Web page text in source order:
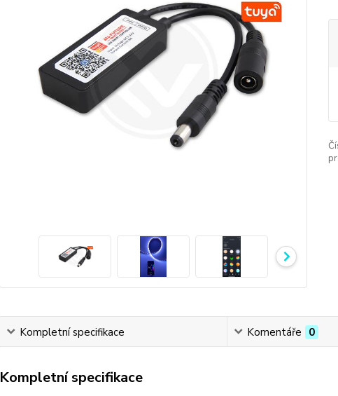
Kompletní specifikace Komentáře 0
Kompletní specifikace